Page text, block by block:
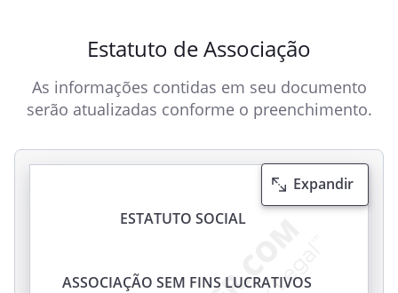
Estatuto de Associação
As informações contidas em seu documento
serão atualizadas conforme o preenchimento.
Expandir
ESTATUTO SOCIAL
ASSOCIAÇÃO SEM FINS LUCRATIVOS